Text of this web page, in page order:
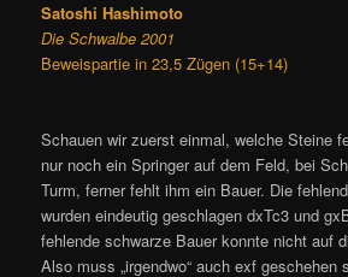
Satoshi Hashimoto
Die Schwalbe 2001
Beweispartie in 23,5 Zügen (15+14)
Schauen wir zuerst einmal, welche Steine
nur noch ein Springer auf dem Feld, bei
Turm, ferner fehlt ihm ein Bauer. Die
wurden eindeutig geschlagen dxTc3 und
fehlende schwarze Bauer konnte nicht auf
Also muss „irgendwo“ auch exf geschehen